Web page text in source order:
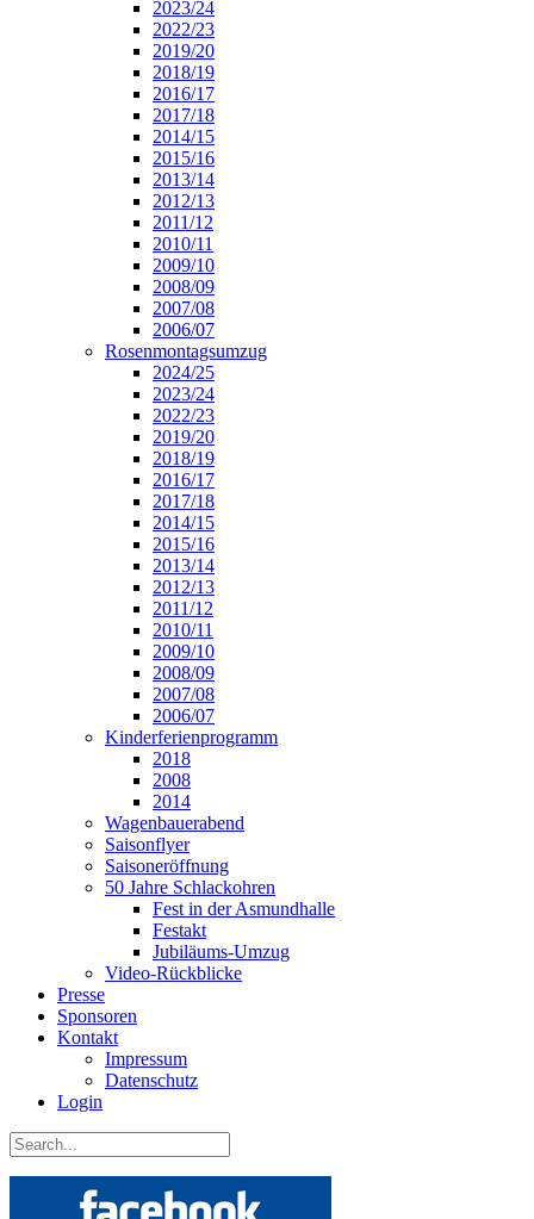
2023/24
2022/23
2019/20
2018/19
2016/17
2017/18
2014/15
2015/16
2013/14
2012/13
2011/12
2010/11
2009/10
2008/09
2007/08
2006/07
Rosenmontagsumzug
2024/25
2023/24
2022/23
2019/20
2018/19
2016/17
2017/18
2014/15
2015/16
2013/14
2012/13
2011/12
2010/11
2009/10
2008/09
2007/08
2006/07
Kinderferienprogramm
2018
2008
2014
Wagenbauerabend
Saisonflyer
Saisoneröffnung
50 Jahre Schlackohren
Fest in der Asmundhalle
Festakt
Jubiläums-Umzug
Video-Rückblicke
Presse
Sponsoren
Kontakt
Impressum
Datenschutz
Login